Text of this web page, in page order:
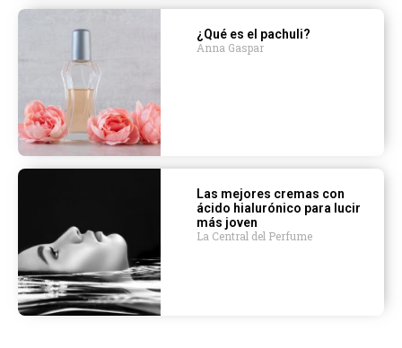
¿Qué es el pachuli?
Anna Gaspar
Las mejores cremas con
ácido hialurónico para lucir
más joven
La Central del Perfume